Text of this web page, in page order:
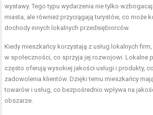
wystawy. Tego typu wydarzenia nie tylko
miasta, ale również przyciągają turystów, co może
dochody innych lokalnych przedsiębiorców.
Kiedy mieszkańcy korzystają z usług lokalnych
w społeczności, co sprzyja jej rozwojowi. Lokalne
często oferują wysokiej jakości usługi i produkty,
zadowolenia klientów. Dzięki temu mieszkańcy
towarów i usług, co bezpośrednio wpływa na
obszarze.